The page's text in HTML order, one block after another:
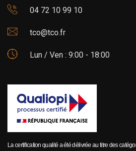
04 72 10 99 10
tco@tco.fr
Lun / Ven : 9:00 - 18:00
La certification qualité a été délivrée au titre des